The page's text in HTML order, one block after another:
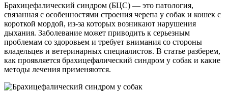
Брахицефалический синдром (БЦС) — это патология,
связанная с особенностями строения черепа у собак и кошек с
короткой мордой, из-за которых возникают нарушения
дыхания. Заболевание может приводить к серьезным
проблемам со здоровьем и требует внимания со стороны
владельцев и ветеринарных специалистов. В статье разберем,
как проявляется брахицефалический синдром у собак и какие
методы лечения применяются.